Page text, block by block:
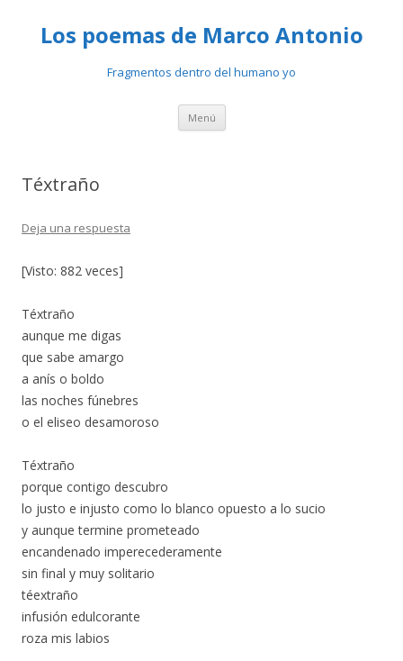
Los poemas de Marco Antonio
Fragmentos dentro del humano yo
Menú Ir
contenido
Téxtraño
Deja una respuesta
[Visto: 882 veces]
Téxtraño
aunque me digas
que sabe amargo
a anís o boldo
las noches fúnebres
o el eliseo desamoroso
Téxtraño
porque contigo descubro
lo justo e injusto como lo blanco opuesto a lo sucio
y aunque termine prometeado
encandenado imperecederamente
sin final y muy solitario
téextraño
infusión edulcorante
roza mis labios